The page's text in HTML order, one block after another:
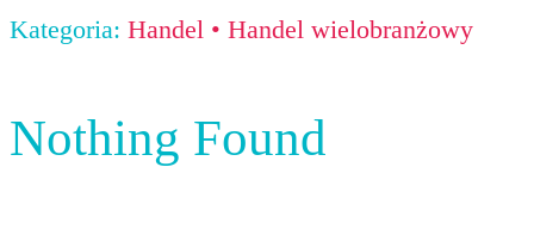
Kategoria: Handel • Handel wielobranżowy
Nothing Found